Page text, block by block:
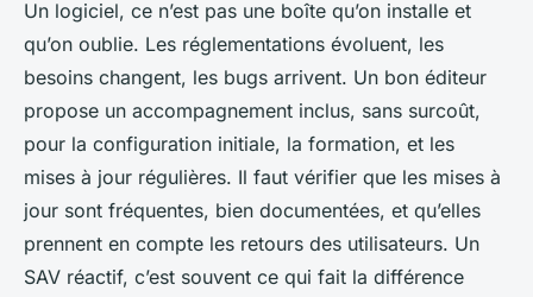
Un logiciel, ce n’est pas une boîte qu’on installe et
qu’on oublie. Les réglementations évoluent, les
besoins changent, les bugs arrivent. Un bon éditeur
propose un accompagnement inclus, sans surcoût,
pour la configuration initiale, la formation, et les
mises à jour régulières. Il faut vérifier que les mises à
jour sont fréquentes, bien documentées, et qu’elles
prennent en compte les retours des utilisateurs. Un
SAV réactif, c’est souvent ce qui fait la différence